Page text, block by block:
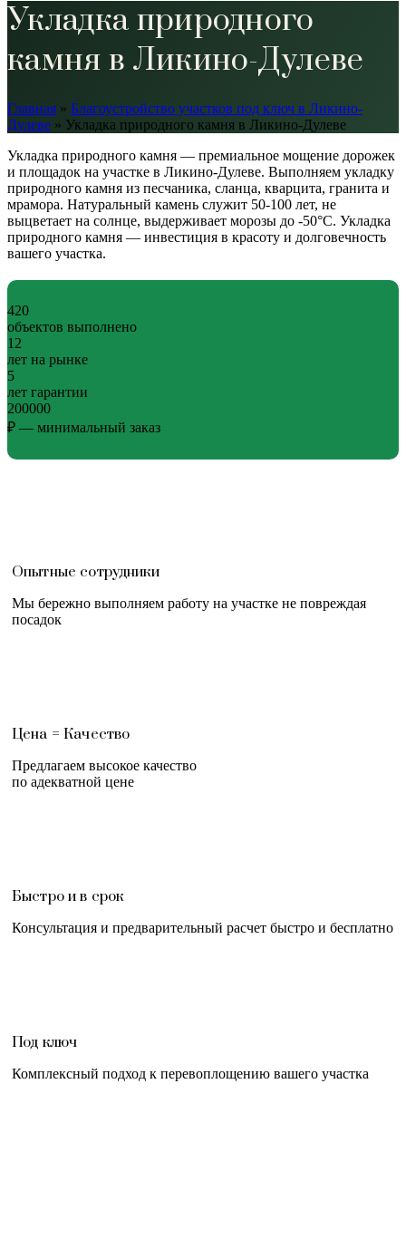
Укладка природного
камня в Ликино-Дулеве
Главная » Благоустройство участков под ключ в Ликино-
Дулеве » Укладка природного камня в Ликино-Дулеве
Укладка природного камня — премиальное мощение дорожек
и площадок на участке в Ликино-Дулеве. Выполняем укладку
природного камня из песчаника, сланца, кварцита, гранита и
мрамора. Натуральный камень служит 50-100 лет, не
выцветает на солнце, выдерживает морозы до -50°C. Укладка
природного камня — инвестиция в красоту и долговечность
вашего участка.
420
объектов выполнено
12
лет на рынке
5
лет гарантии
200000
₽ — минимальный заказ
Опытные сотрудники
Мы бережно выполняем работу на участке не повреждая
посадок
Цена = Качество
Предлагаем высокое качество
по адекватной цене
Быстро и в срок
Консультация и предварительный расчет быстро и бесплатно
Под ключ
Комплексный подход к перевоплощению вашего участка